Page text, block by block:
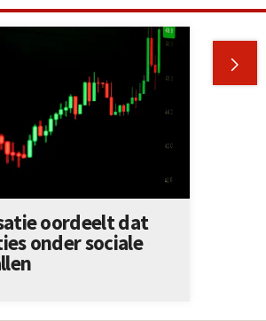

oordeelt dat
onder sociale